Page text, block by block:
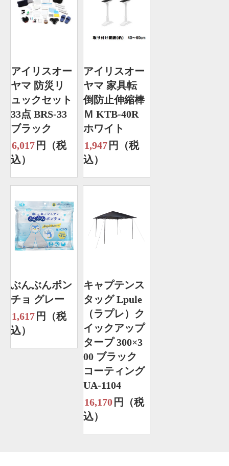
アイリスオー
ヤマ 防災リ
ュックセット
33点 BRS-33
ブラック
6,017 円（税
込）
アイリスオー
ヤマ 家具転
倒防止伸縮棒
Ｍ KTB-40R
ホワイト
1,947 円（税
込）
ぶんぶんポン
チョ グレー
1,617 円（税
込）
キャプテンス
タッグ Lpule
（ラプレ）ク
イックアップ
タープ 300×3
00 ブラック
コーティング
UA-1104
16,170 円（税
込）